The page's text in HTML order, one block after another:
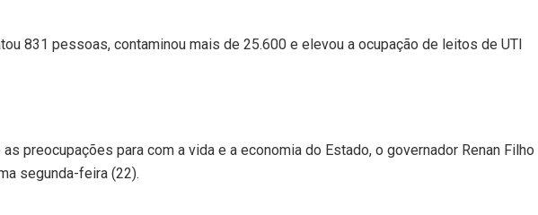
831 pessoas, contaminou mais de 25.600 e elevou a ocupação de leitos de UTI
preocupações para com a vida e a economia do Estado, o governador Renan Filho
segunda-feira (22).